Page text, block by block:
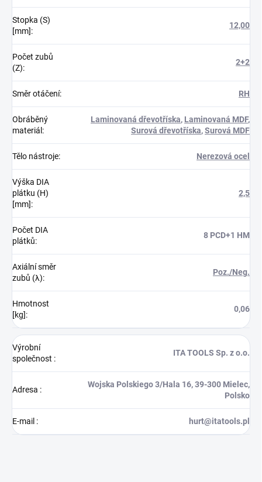
Stopka (S)
[mm]:
12,00
Počet zubů
(Z):
2+2
Směr otáčení: RH
Obráběný
materiál :
Laminovaná dřevotříska, Laminovaná MDF,
Surová dřevotříska,Surová MDF
Tělo nástroje: Nerezová ocel
Výška DIA
plátku (H)
[mm]:
2,5
Počet DIA
plátků:
8 PCD+1 HM
Axiální směr
zubů (λ):
Poz./Neg.
Hmotnost
[kg]:
0,06
Výrobní
společnost :
ITA TOOLS Sp. z o.o.
Adresa :
Wojska Polskiego 3/Hala 16, 39-300 Mielec,
Polsko
E-mail : hurt@itatools.pl